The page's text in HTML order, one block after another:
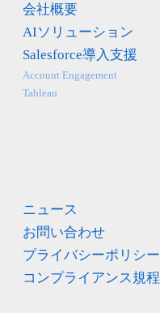
会社概要
AIソリューション
Salesforce導入支援
Account Engagement
Tableau
ニュース
お問い合わせ
プライバシーポリシー
コンプライアンス規程